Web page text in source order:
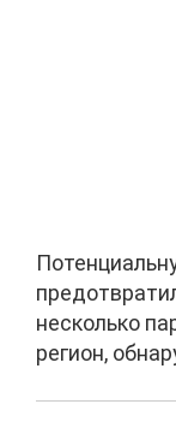
несколько
регион,